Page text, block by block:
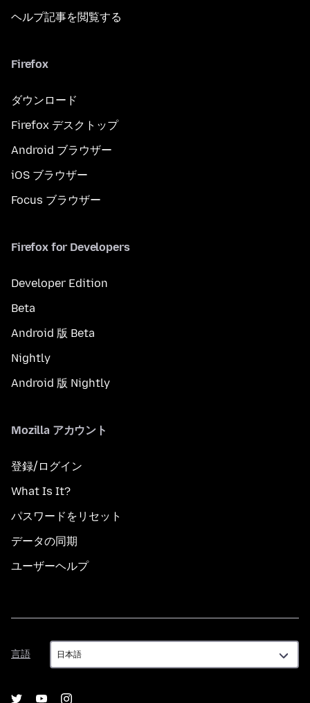
ヘルプ記事を閲覧する
Firefox
ダウンロード
Firefox デスクトップ
Android ブラウザー
iOS ブラウザー
Focus ブラウザー
Firefox for Developers
Developer Edition
Beta
Android 版 Beta
Nightly
Android 版 Nightly
Mozilla アカウント
登録/ログイン
What Is It?
パスワードをリセット
データの同期
ユーザーヘルプ
言語
言
語